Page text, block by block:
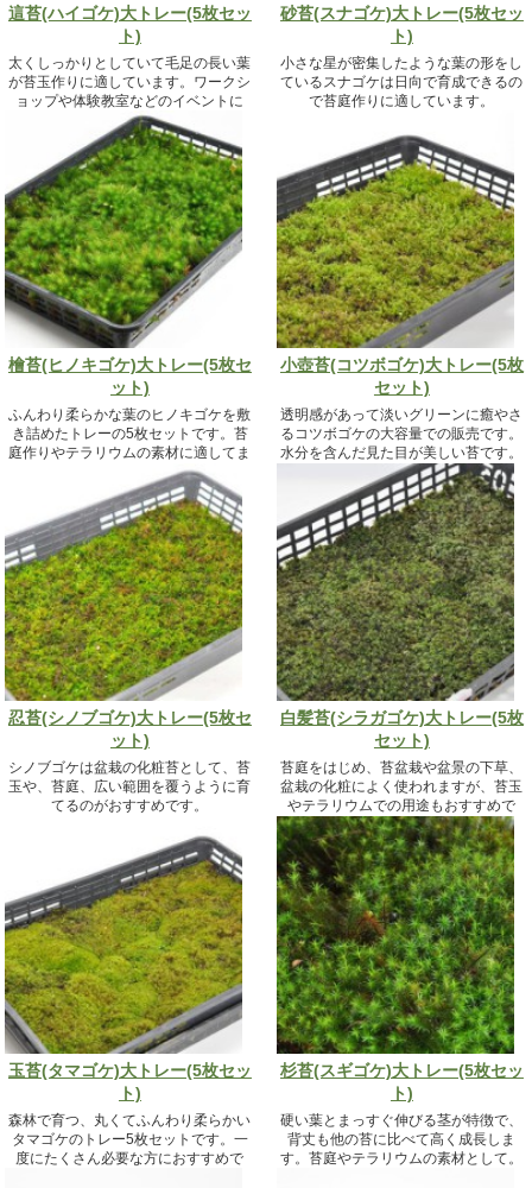
這苔(ハイゴケ)大トレー(5枚セッ
ト)
太くしっかりとしていて毛足の長い葉
が苔玉作りに適しています。ワークシ
ョップや体験教室などのイベントに
も。
19,800円（税込）
砂苔(スナゴケ)大トレー(5枚セッ
ト)
小さな星が密集したような葉の形をし
ているスナゴケは日向で育成できるの
で苔庭作りに適しています。
檜苔(ヒノキゴケ)大トレー(5枚セ
ット)
ふんわり柔らかな葉のヒノキゴケを敷
き詰めたトレーの5枚セットです。苔
庭作りやテラリウムの素材に適してま
19,800円（税込）
小壺苔(コツボゴケ)大トレー(5枚
セット)
透明感があって淡いグリーンに癒やさ
るコツボゴケの大容量での販売です。
水分を含んだ見た目が美しい苔です。
19,800円（税込）
忍苔(シノブゴケ)大トレー(5枚セ
ット)
シノブゴケは盆栽の化粧苔として、苔
玉や、苔庭、広い範囲を覆うように育
てるのがおすすめです。
白髪苔(シラガゴケ)大トレー(5枚
セット)
苔庭をはじめ、苔盆栽や盆景の下草、
盆栽の化粧によく使われますが、苔玉
やテラリウムでの用途もおすすめで
す。
19,800円（税込）
玉苔(タマゴケ)大トレー(5枚セッ
ト)
森林で育つ、丸くてふんわり柔らかい
タマゴケのトレー5枚セットです。一
度にたくさん必要な方におすすめで
杉苔(スギゴケ)大トレー(5枚セッ
ト)
硬い葉とまっすぐ伸びる茎が特徴で、
背丈も他の苔に比べて高く成長しま
す。苔庭やテラリウムの素材として。